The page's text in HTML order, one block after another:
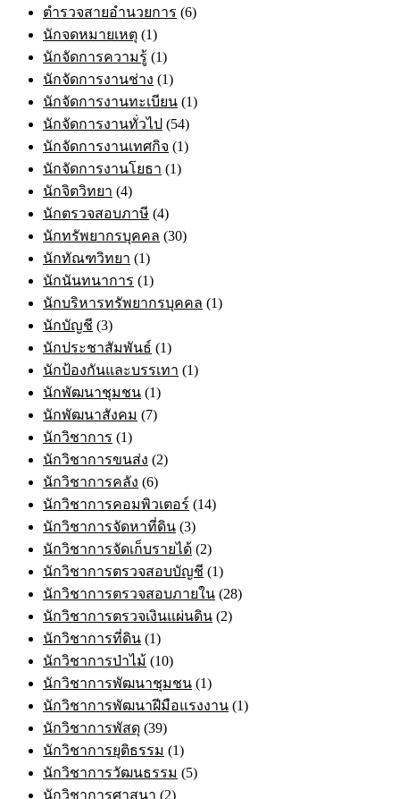
ตำรวจสายอำนวยการ (6)
นักจดหมายเหตุ (1)
นักจัดการความรู้ (1)
นักจัดการงานช่าง (1)
นักจัดการงานทะเบียน (1)
นักจัดการงานทั่วไป (54)
นักจัดการงานเทศกิจ (1)
นักจัดการงานโยธา (1)
นักจิตวิทยา (4)
นักตรวจสอบภาษี (4)
นักทรัพยากรบุคคล (30)
นักทัณฑวิทยา (1)
นักนันทนาการ (1)
นักบริหารทรัพยากรบุคคล (1)
นักบัญชี (3)
นักประชาสัมพันธ์ (1)
นักป้องกันและบรรเทา (1)
นักพัฒนาชุมชน (1)
นักพัฒนาสังคม (7)
นักวิชาการ (1)
นักวิชาการขนส่ง (2)
นักวิชาการคลัง (6)
นักวิชาการคอมพิวเตอร์ (14)
นักวิชาการจัดหาที่ดิน (3)
นักวิชาการจัดเก็บรายได้ (2)
นักวิชาการตรวจสอบบัญชี (1)
นักวิชาการตรวจสอบภายใน (28)
นักวิชาการตรวจเงินแผ่นดิน (2)
นักวิชาการที่ดิน (1)
นักวิชาการป่าไม้ (10)
นักวิชาการพัฒนาชุมชน (1)
นักวิชาการพัฒนาฝีมือแรงงาน (1)
นักวิชาการพัสดุ (39)
นักวิชาการยุติธรรม (1)
นักวิชาการวัฒนธรรม (5)
นักวิชาการศาสนา (2)